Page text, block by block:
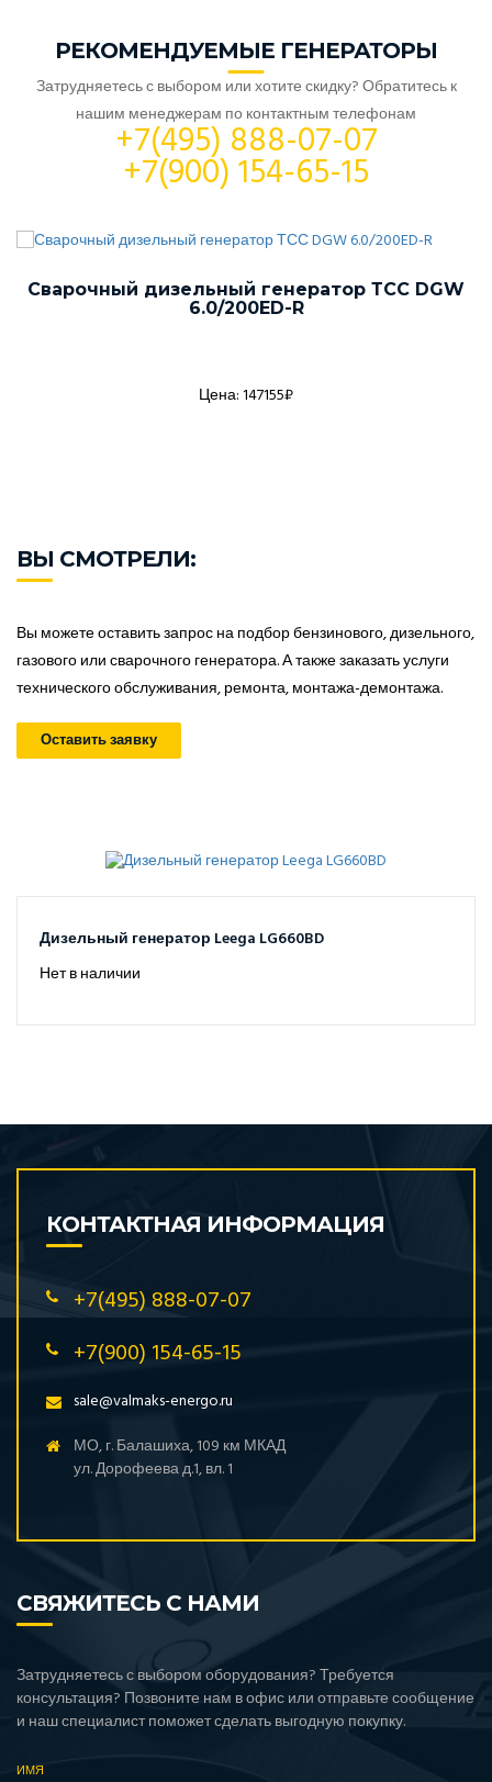
РЕКОМЕНДУЕМЫЕ ГЕНЕРАТОРЫ
Затрудняетесь с выбором или хотите скидку? Обратитесь к
нашим менеджерам по контактным телефонам
+7(495) 888-07-07
+7(900) 154-65-15
Сварочный дизельный генератор ТСС DGW
6.0/200ED-R
Цена: 147155₽
ВЫ СМОТРЕЛИ:
Вы можете оставить запрос на подбор бензинового, дизельного,
газового или сварочного генератора. А также заказать услуги
технического обслуживания, ремонта, монтажа-демонтажа.
Оставить заявку
Дизельный генератор Leega LG660BD
Нет в наличии
КОНТАКТНАЯ ИНФОРМАЦИЯ
+7(495) 888-07-07
+7(900) 154-65-15
sale@valmaks-energo.ru
МО, г. Балашиха, 109 км МКАД
ул. Дорофеева д.1, вл. 1
СВЯЖИТЕСЬ С НАМИ
Затрудняетесь с выбором оборудования? Требуется
консультация? Позвоните нам в офис или отправьте сообщение
и наш специалист поможет сделать выгодную покупку.
ИМЯ